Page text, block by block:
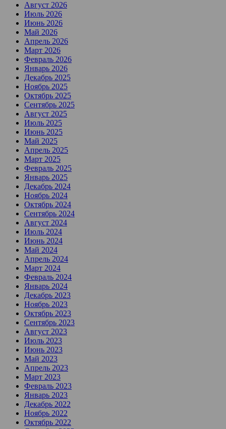
Август 2026
Июль 2026
Июнь 2026
Май 2026
Апрель 2026
Март 2026
Февраль 2026
Январь 2026
Декабрь 2025
Ноябрь 2025
Октябрь 2025
Сентябрь 2025
Август 2025
Июль 2025
Июнь 2025
Май 2025
Апрель 2025
Март 2025
Февраль 2025
Январь 2025
Декабрь 2024
Ноябрь 2024
Октябрь 2024
Сентябрь 2024
Август 2024
Июль 2024
Июнь 2024
Май 2024
Апрель 2024
Март 2024
Февраль 2024
Январь 2024
Декабрь 2023
Ноябрь 2023
Октябрь 2023
Сентябрь 2023
Август 2023
Июль 2023
Июнь 2023
Май 2023
Апрель 2023
Март 2023
Февраль 2023
Январь 2023
Декабрь 2022
Ноябрь 2022
Октябрь 2022